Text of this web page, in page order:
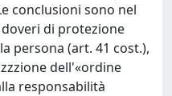
conclusioni sono nel
di protezione
persona (art. 41 cost.),
dell'«ordine
responsabilità